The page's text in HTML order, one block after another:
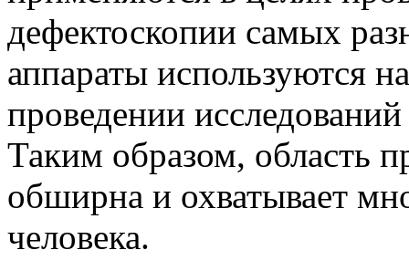
дефектоскопии самых
аппараты используются
проведении
Таким образом, область
обширна и охватывает
человека.